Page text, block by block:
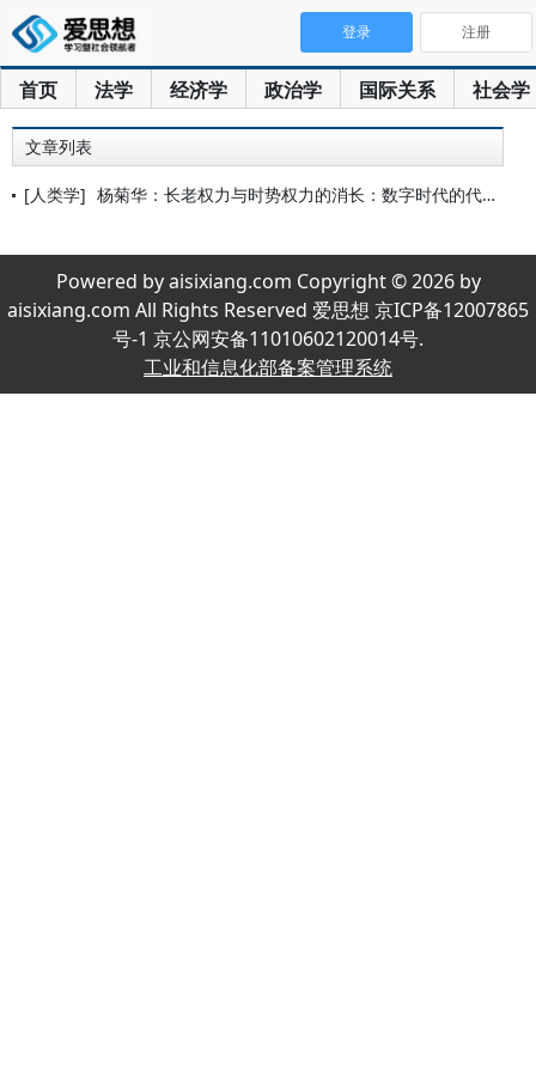
首页 法学 经济学 政治学 国际关系 社会学
登录 注册
文章列表
[人类学] 杨菊华：长老权力与时势权力的消长：数字时代的代际关系
Powered by aisixiang.com Copyright © 2026 by
aisixiang.com All Rights Reserved 爱思想 京ICP备12007865
号-1 京公网安备11010602120014号.
工业和信息化部备案管理系统